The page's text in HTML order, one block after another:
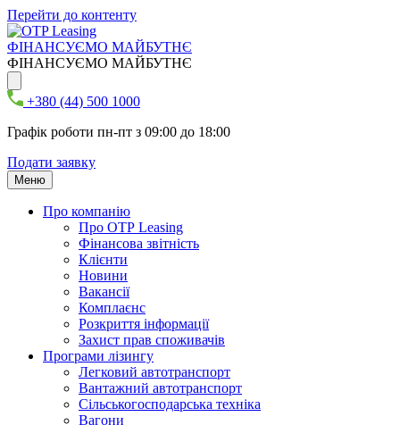
Перейти до контенту
ФІНАНСУЄМО МАЙБУТНЄ
ФІНАНСУЄМО МАЙБУТНЄ
+380 (44) 500 1000
Графік роботи пн-пт з 09:00 до 18:00
Подати заявку
Меню
Про компанію
Про ОТР Leasing
Фінансова звітність
Клієнти
Новини
Вакансії
Комплаєнс
Розкриття інформації
Захист прав споживачів
Програми лізингу
Легковий автотранспорт
Вантажний автотранспорт
Cільськогосподарська техніка
Вагони